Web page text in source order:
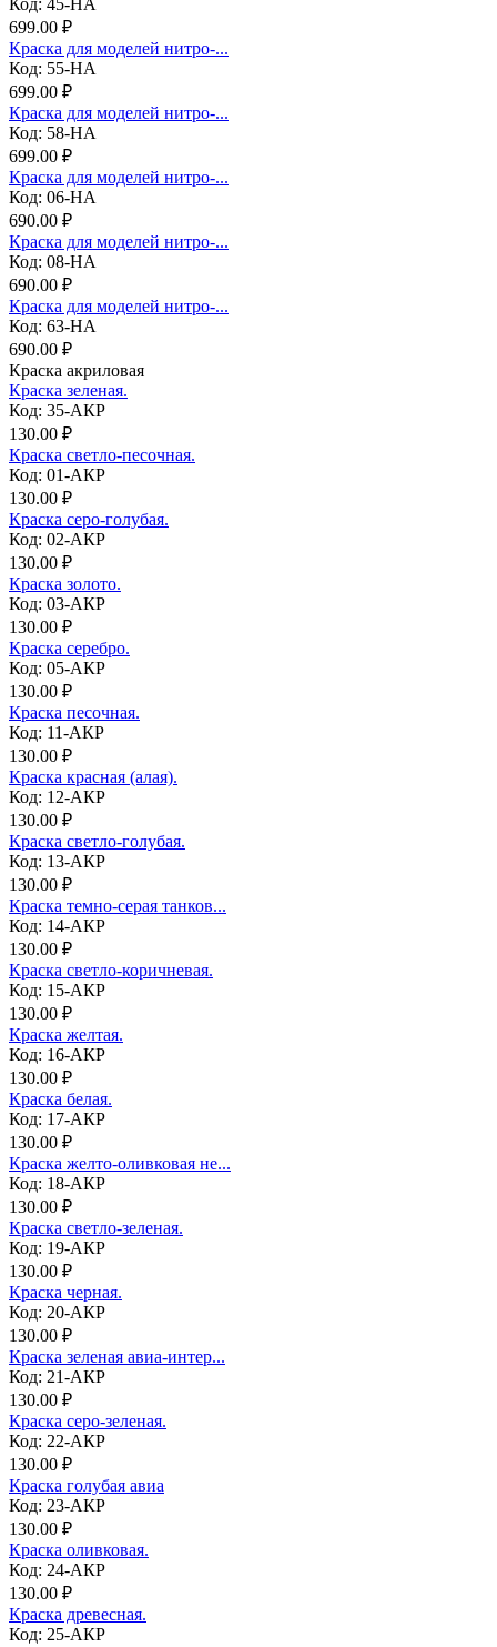
Код: 45-НА
699.00 ₽
Краска для моделей нитро-...
Код: 55-НА
699.00 ₽
Краска для моделей нитро-...
Код: 58-НА
699.00 ₽
Краска для моделей нитро-...
Код: 06-НА
690.00 ₽
Краска для моделей нитро-...
Код: 08-НА
690.00 ₽
Краска для моделей нитро-...
Код: 63-НА
690.00 ₽
Краска акриловая
Краска зеленая.
Код: 35-АКР
130.00 ₽
Краска светло-песочная.
Код: 01-АКР
130.00 ₽
Краска серо-голубая.
Код: 02-АКР
130.00 ₽
Краска золото.
Код: 03-АКР
130.00 ₽
Краска серебро.
Код: 05-АКР
130.00 ₽
Краска песочная.
Код: 11-АКР
130.00 ₽
Краска красная (алая).
Код: 12-АКР
130.00 ₽
Краска светло-голубая.
Код: 13-АКР
130.00 ₽
Краска темно-серая танков...
Код: 14-АКР
130.00 ₽
Краска светло-коричневая.
Код: 15-АКР
130.00 ₽
Краска желтая.
Код: 16-АКР
130.00 ₽
Краска белая.
Код: 17-АКР
130.00 ₽
Краска желто-оливковая не...
Код: 18-АКР
130.00 ₽
Краска светло-зеленая.
Код: 19-АКР
130.00 ₽
Краска черная.
Код: 20-АКР
130.00 ₽
Краска зеленая авиа-интер...
Код: 21-АКР
130.00 ₽
Краска серо-зеленая.
Код: 22-АКР
130.00 ₽
Краска голубая авиа
Код: 23-АКР
130.00 ₽
Краска оливковая.
Код: 24-АКР
130.00 ₽
Краска древесная.
Код: 25-АКР